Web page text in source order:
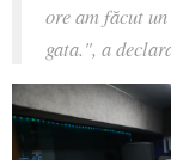
ore am făcut
gata.", a